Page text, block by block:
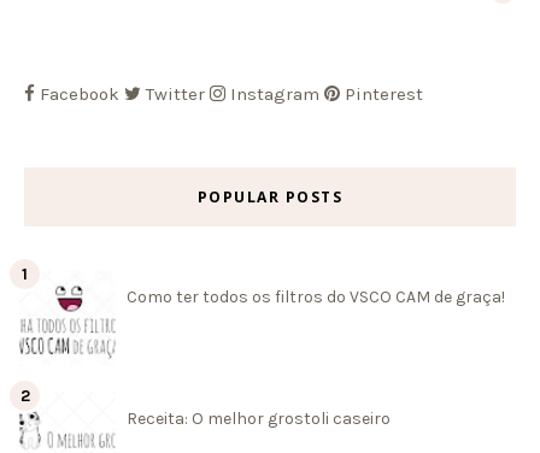
Facebook Twitter Instagram Pinterest
POPULAR POSTS
Como ter todos os filtros do VSCO CAM de graça!
Receita: O melhor grostoli caseiro